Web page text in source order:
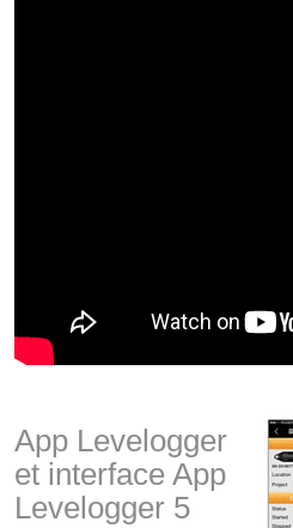
App Levelogger
et interface App
Levelogger 5